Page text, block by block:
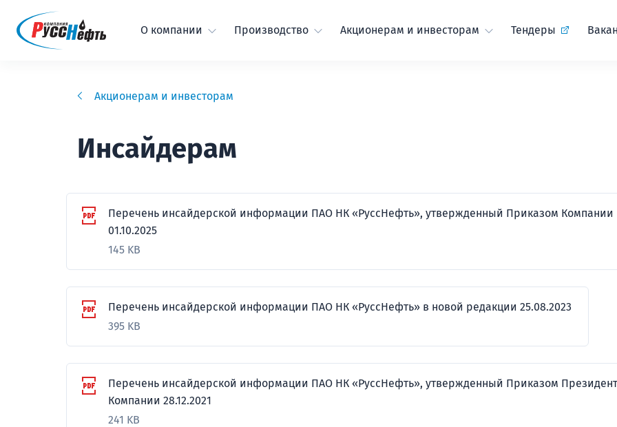
О компании Производство Акционерам и инвесторам Тендеры
Акционерам и инвесторам
Инсайдерам
Перечень инсайдерской информации ПАО НК «РуссНефть», утвержденный Приказом Компании
01.10.2025
145 KB
Перечень инсайдерской информации ПАО НК «РуссНефть» в новой редакции 25.08.2023
395 KB
Перечень инсайдерской информации ПАО НК «РуссНефть», утвержденный Приказом
Компании 28.12.2021
241 KB